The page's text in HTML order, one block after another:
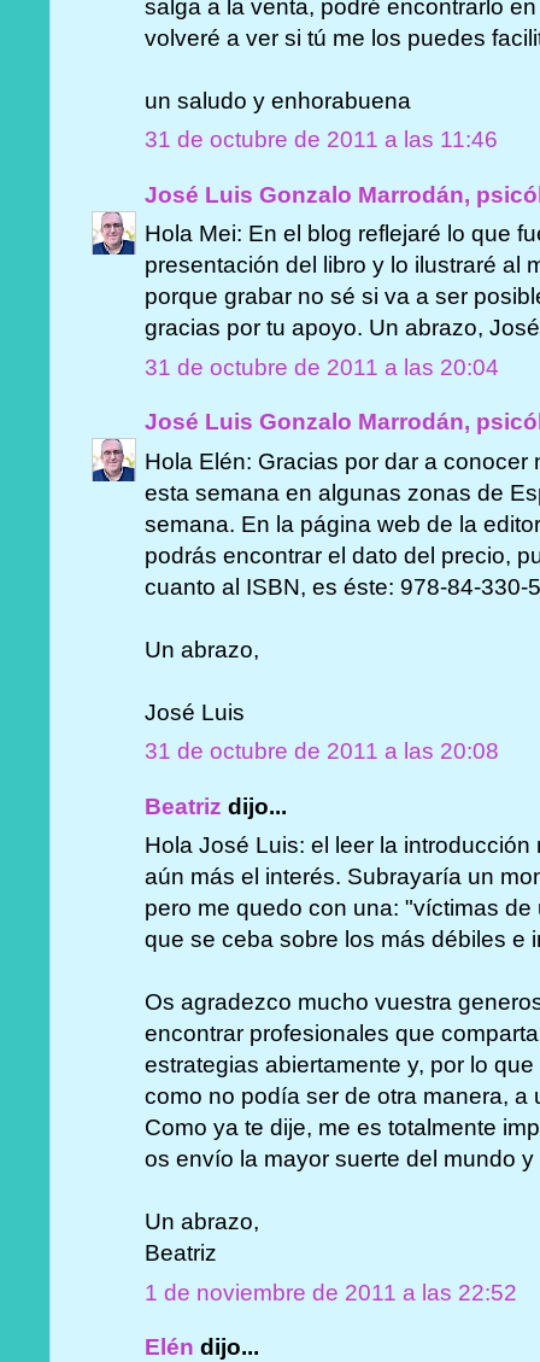
salga a la venta, podré encontrarlo
volveré a ver si tú me los puedes
un saludo y enhorabuena
31 de octubre de 2011 a las 11:46
José Luis Gonzalo Marrodán,
Hola Mei: En el blog reflejaré lo que
presentación del libro y lo ilustraré al
porque grabar no sé si va a ser
gracias por tu apoyo. Un abrazo,
31 de octubre de 2011 a las 20:04
José Luis Gonzalo Marrodán,
Hola Elén: Gracias por dar a conocer
esta semana en algunas zonas de
semana. En la página web de la
podrás encontrar el dato del precio,
cuanto al ISBN, es éste: 978-84-330-
Un abrazo,
José Luis
31 de octubre de 2011 a las 20:08
Beatriz dijo...
Hola José Luis: el leer la
aún más el interés. Subrayaría un
pero me quedo con una: "víctimas
que se ceba sobre los más débiles e
Os agradezco mucho vuestra
encontrar profesionales que
estrategias abiertamente y, por lo
como no podía ser de otra manera,
Como ya te dije, me es totalmente
os envío la mayor suerte del mundo
Un abrazo,
Beatriz
1 de noviembre de 2011 a las 22:52
Elén dijo...